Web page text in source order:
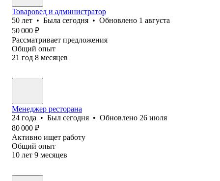
Товаровед и администратор
50 лет • Была сегодня • Обновлено 1 августа
50 000 ₽
Рассматривает предложения
Общий опыт
21 год 8 месяцев
Менеджер ресторана
24 года • Был сегодня • Обновлено 26 июля
80 000 ₽
Активно ищет работу
Общий опыт
10 лет 9 месяцев